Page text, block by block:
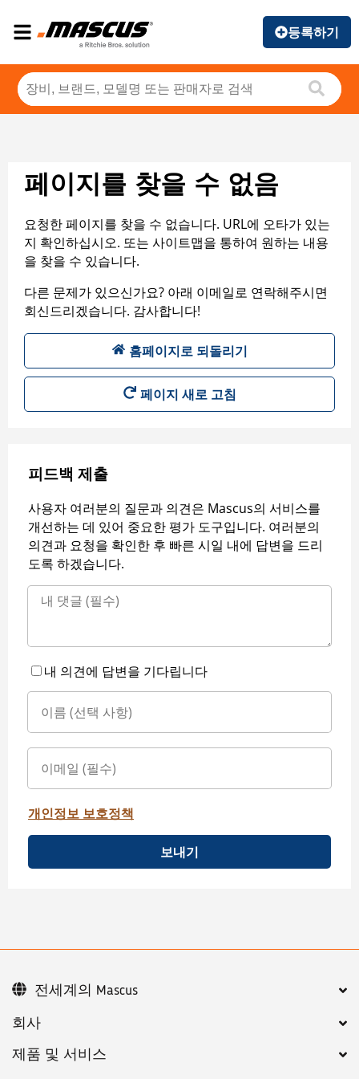
등록하기
페이지를 찾을 수 없음
요청한 페이지를 찾을 수 없습니다. URL에 오타가 있는
지 확인하십시오. 또는 사이트맵을 통하여 원하는 내용
을 찾을 수 있습니다.
다른 문제가 있으신가요? 아래 이메일로 연락해주시면
회신드리겠습니다. 감사합니다!
홈페이지로 되돌리기
페이지 새로 고침
피드백 제출
사용자 여러분의 질문과 의견은 Mascus의 서비스를
개선하는 데 있어 중요한 평가 도구입니다. 여러분의
의견과 요청을 확인한 후 빠른 시일 내에 답변을 드리
도록 하겠습니다.
내 의견에 답변을 기다립니다
개인정보 보호정책
보내기
회사
제품 및 서비스
전세계의 Mascus